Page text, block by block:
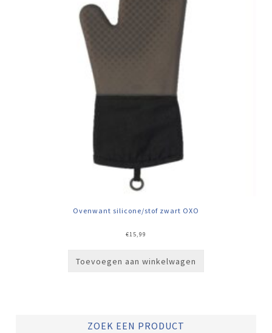
Ovenwant silicone/stof zwart OXO
€15,99
Toevoegen aan winkelwagen
ZOEK EEN PRODUCT